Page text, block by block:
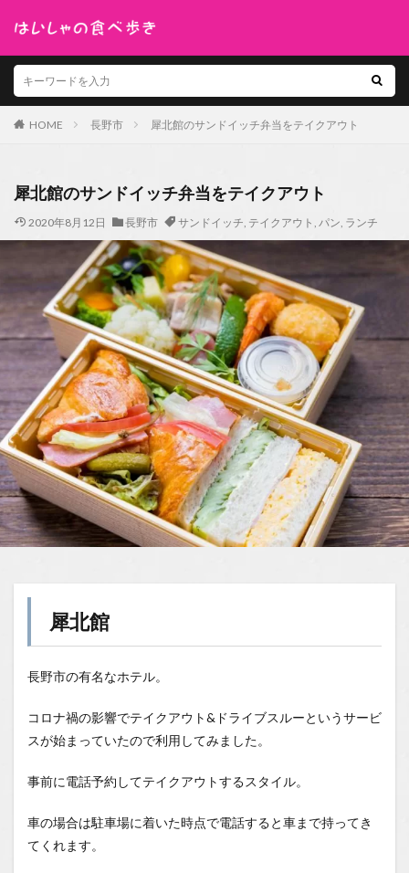
HOME 長野市 犀北館のサンドイッチ弁当をテイクアウト
犀北館のサンドイッチ弁当をテイクアウト
2020年8月12日 長野市 サンドイッチ, テイクアウト , パン, ランチ
犀北館
長野市の有名なホテル。
コロナ禍の影響でテイクアウト&ドライブスルーというサービ
スが始まっていたので利用してみました。
事前に電話予約してテイクアウトするスタイル。
車の場合は駐車場に着いた時点で電話すると車まで持ってき
てくれます。